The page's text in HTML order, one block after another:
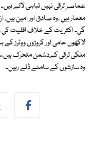
عماصر ترقی نہیں تباہی لاتے
معمار ہیں ،وہ صادق اور امین
گی۔ اکثریت کے خلاف اقلیت کی
لاکھوں حامی اور کروڑوں ووٹرز
ملکی ترقی کےدشمن متحرک
وہ سازشوں کے سامنے ڈٹے رہیں۔